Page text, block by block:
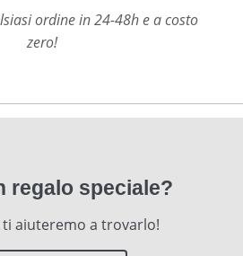
ordine in 24-48h e a costo
zero!
regalo speciale?
ti aiuteremo a trovarlo!